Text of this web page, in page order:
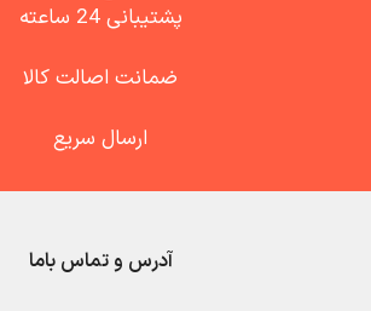
پشتیبانی 24 ساعته
ضمانت اصالت کالا
ارسال سریع
آدرس و تماس باما